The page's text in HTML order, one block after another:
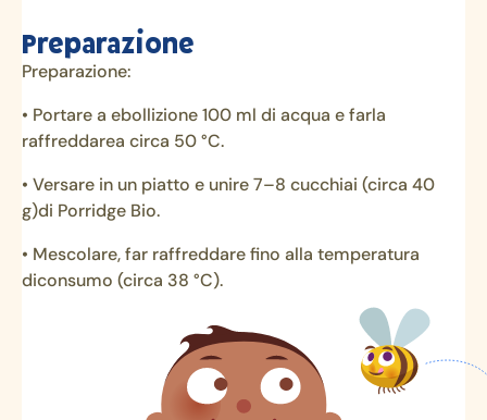
Preparazione
Preparazione:
• Portare a ebollizione 100 ml di acqua e farla
raffreddarea circa 50 °C.
• Versare in un piatto e unire 7–8 cucchiai (circa 40
g)di Porridge Bio.
• Mescolare, far raffreddare fino alla temperatura
diconsumo (circa 38 °C).